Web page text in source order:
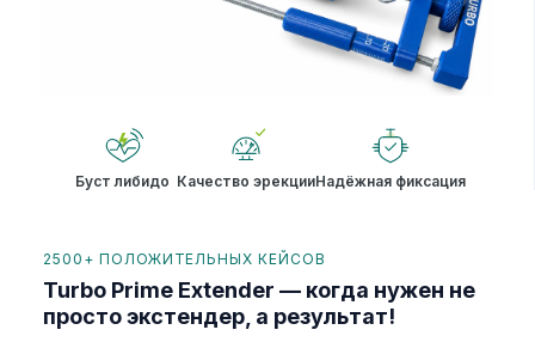
Буст либидо Качество эрекцииНадёжная фиксация
2500+ ПОЛОЖИТЕЛЬНЫХ КЕЙСОВ
Turbo Prime Extender — когда нужен не
просто экстендер, а результат!